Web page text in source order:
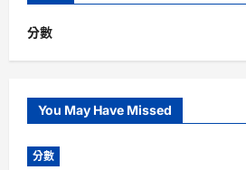
分數
You May Have Missed
分數